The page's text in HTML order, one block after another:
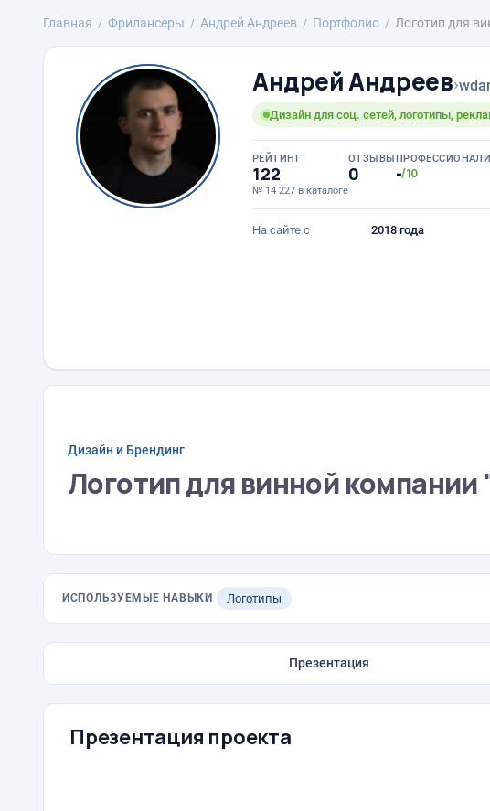
Главная Фрилансеры Андрей Андреев Портфолио Логотип для
Андрей Андреев›
Дизайн для соц. сетей, логотипы,
РЕЙТИНГ
122
№ 14 227 в каталоге
ОТЗЫВЫ
0 -/10
На сайте с 2018 года
Дизайн и Брендинг
Логотип для винной компании
ИСПОЛЬЗУЕМЫЕ НАВЫКИ Логотипы
Презентация
Презентация проекта